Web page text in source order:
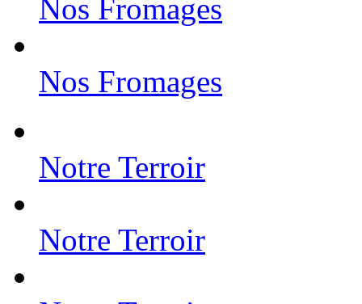
Nos Fromages
Nos Fromages
Notre Terroir
Notre Terroir